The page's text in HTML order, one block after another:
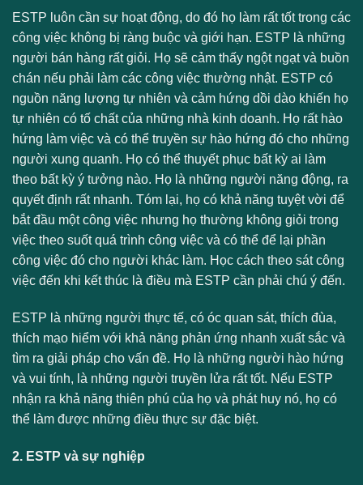
ESTP luôn cần sự hoạt động, do đó họ làm rất tốt trong các
công việc không bị ràng buộc và giới hạn. ESTP là những
người bán hàng rất giỏi. Họ sẽ cảm thấy ngột ngạt và buồn
chán nếu phải làm các công việc thường nhật. ESTP có
nguồn năng lượng tự nhiên và cảm hứng dồi dào khiến họ
tự nhiên có tố chất của những nhà kinh doanh. Họ rất hào
hứng làm việc và có thể truyền sự hào hứng đó cho những
người xung quanh. Họ có thể thuyết phục bất kỳ ai làm
theo bất kỳ ý tưởng nào. Họ là những người năng động, ra
quyết định rất nhanh. Tóm lại, họ có khả năng tuyệt vời để
bắt đầu một công việc nhưng họ thường không giỏi trong
việc theo suốt quá trình công việc và có thể để lại phần
công việc đó cho người khác làm. Học cách theo sát công
việc đến khi kết thúc là điều mà ESTP cần phải chú ý đến.
ESTP là những người thực tế, có óc quan sát, thích đùa,
thích mạo hiểm với khả năng phản ứng nhanh xuất sắc và
tìm ra giải pháp cho vấn đề. Họ là những người hào hứng
và vui tính, là những người truyền lửa rất tốt. Nếu ESTP
nhận ra khả năng thiên phú của họ và phát huy nó, họ có
thể làm được những điều thực sự đặc biệt.
2. ESTP và sự nghiệp